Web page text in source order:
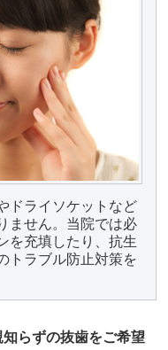
ドライソケットなど
ません。当院では必
を充填したり、抗生
トラブル防止対策を
らずの抜歯をご希望